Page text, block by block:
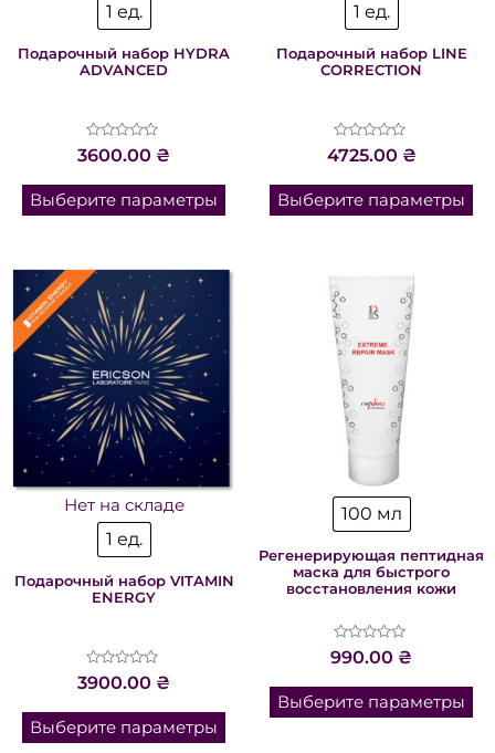
1 ед.
Подарочный набор HYDRA
ADVANCED
Оценка
0
5
3600.00 ₴
Выберите параметры
1 ед.
Подарочный набор LINE
CORRECTION
Оценка
0
5
4725.00 ₴
Выберите параметры
Нет на складе
1 ед.
Подарочный набор VITAMIN
ENERGY
Оценка
0
3900.00 ₴
Выберите параметры
100 мл
Регенерирующая пептидная
маска для быстрого
восстановления кожи
Оценка
0
990.00 ₴
Выберите параметры